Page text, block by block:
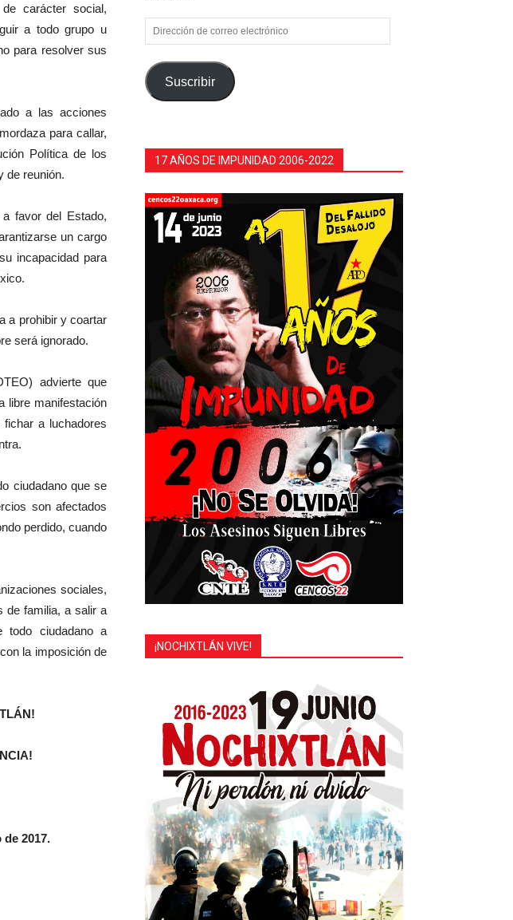
carácter social,
a todo grupo u
para resolver sus
a las acciones
para callar,
Política de los
de reunión.
favor del Estado,
un cargo
incapacidad para
a prohibir y coartar
será ignorado.
advierte que
libre manifestación
a luchadores
ciudadano que se
son afectados
perdido, cuando
sociales,
de familia, a salir a
todo ciudadano a
la imposición de
2017.
Dirección
de
correo
electrónico
Suscribir
17 AÑOS DE IMPUNIDAD 2006-2022
¡NOCHIXTLÁN VIVE!